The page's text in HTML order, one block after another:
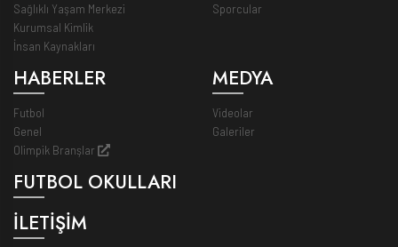
Sağlıklı Yaşam Merkezi
Kurumsal Kimlik
İnsan Kaynakları
Sporcular
HABERLER
Futbol
Genel
Olimpik Branşlar
MEDYA
Videolar
Galeriler
FUTBOL OKULLARI
İLETİŞİM